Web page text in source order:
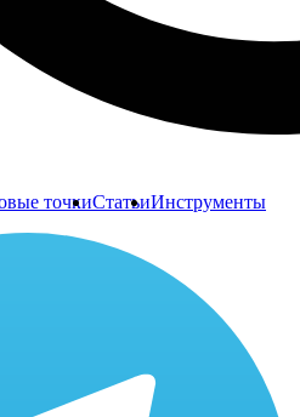
точкиСтатьиИнструменты